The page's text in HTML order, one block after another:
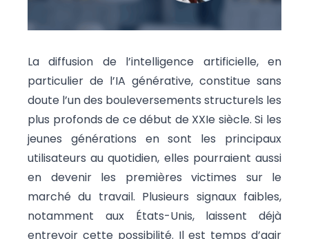
La diffusion de l’intelligence artificielle, en
particulier de l’IA générative, constitue sans
doute l’un des bouleversements structurels les
plus profonds de ce début de XXIe siècle. Si les
jeunes générations en sont les principaux
utilisateurs au quotidien, elles pourraient aussi
en devenir les premières victimes sur le
marché du travail. Plusieurs signaux faibles,
notamment aux États-Unis, laissent déjà
entrevoir cette possibilité. Il est temps d’agir